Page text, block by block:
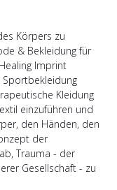
Körpers zu
& Bekleidung für
Imprint
Sportbekleidung
Kleidung
einzuführen und
den Händen, den
der
Trauma - der
Gesellschaft - zu